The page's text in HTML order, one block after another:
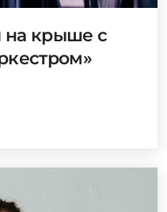
на крыше с